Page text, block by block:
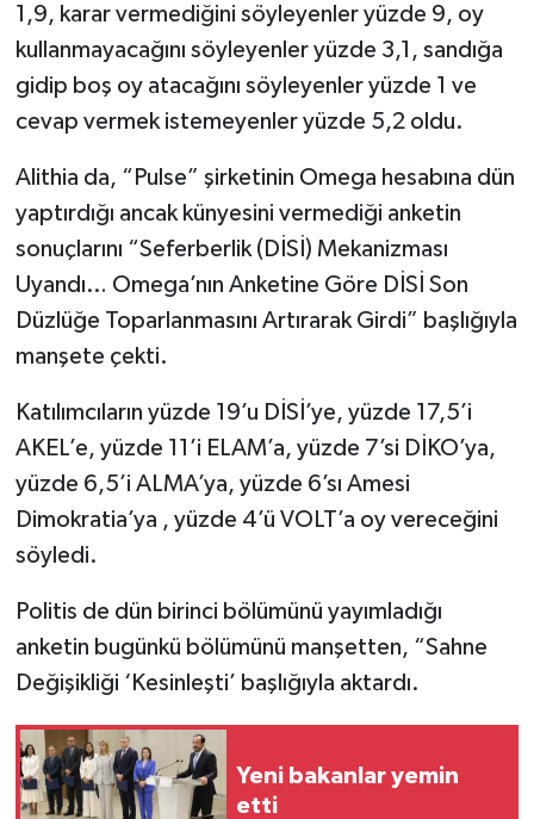
1,9, karar vermediğini söyleyenler yüzde 9, oy
kullanmayacağını söyleyenler yüzde 3,1, sandığa
gidip boş oy atacağını söyleyenler yüzde 1 ve
cevap vermek istemeyenler yüzde 5,2 oldu.
Alithia da, “Pulse” şirketinin Omega hesabına dün
yaptırdığı ancak künyesini vermediği anketin
sonuçlarını “Seferberlik (DİSİ) Mekanizması
Uyandı… Omega’nın Anketine Göre DİSİ Son
Düzlüğe Toparlanmasını Artırarak Girdi” başlığıyla
manşete çekti.
Katılımcıların yüzde 19’u DİSİ’ye, yüzde 17,5’i
AKEL’e, yüzde 11’i ELAM’a, yüzde 7’si DİKO’ya,
yüzde 6,5’i ALMA’ya, yüzde 6’sı Amesi
Dimokratia’ya , yüzde 4’ü VOLT’a oy vereceğini
söyledi.
Politis de dün birinci bölümünü yayımladığı
anketin bugünkü bölümünü manşetten, “Sahne
Değişikliği ‘Kesinleşti’ başlığıyla aktardı.
Yeni bakanlar yemin
etti